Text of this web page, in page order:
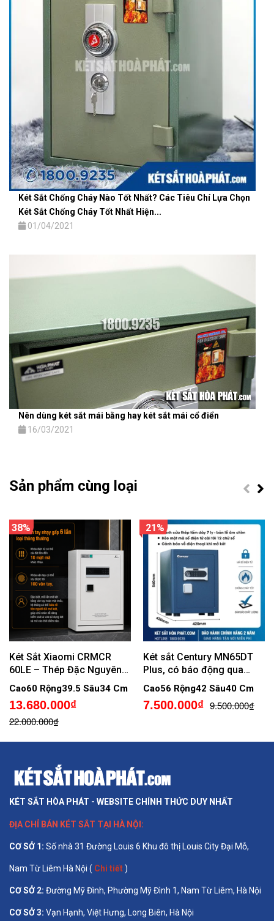
Két Sắt Chống Cháy Nào Tốt Nhất? Các Tiêu Chí Lựa Chọn
Két Sắt Chống Cháy Tốt Nhất Hiện...
01/04/2021
Nên dùng két sắt mái bằng hay két sắt mái cổ điển
16/03/2021
Sản phẩm cùng loại
38%
Két Sắt Xiaomi CRMCR
60LE – Thép Đặc Nguyên
Khối, Vân Tay Định Danh,
Cảnh Báo Trộm Về Điện
Thoại
Cao60 Rộng39.5 Sâu34 Cm
13.680.000₫
22.000.000₫
21%
Két sắt Century MN65DT
Plus, có báo động qua
điện thoại
Cao56 Rộng42 Sâu40 Cm
7.500.000₫ 9.500.000₫
KÉT SẮT HÒA PHÁT - WEBSITE CHÍNH THỨC DUY NHẤT
ĐỊA CHỈ BÁN KÉT SẮT TẠI HÀ NỘI :
CƠ SỞ 1: Số nhà 31 Đường Louis 6 Khu đô thị Louis City Đại Mỗ,
Nam Từ Liêm Hà Nội ( Chi tiết)
CƠ SỞ 2: Đường Mỹ Đình, Phường Mỹ Đình 1, Nam Từ Liêm, Hà Nội
CƠ SỞ 3: Vạn Hạnh, Việt Hưng, Long Biên, Hà Nội